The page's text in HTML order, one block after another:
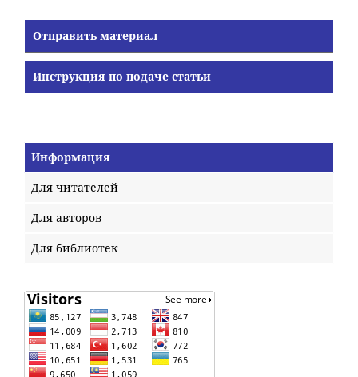
Отправить материал
Инструкция по подаче статьи
Информация
Для читателей
Для авторов
Для библиотек